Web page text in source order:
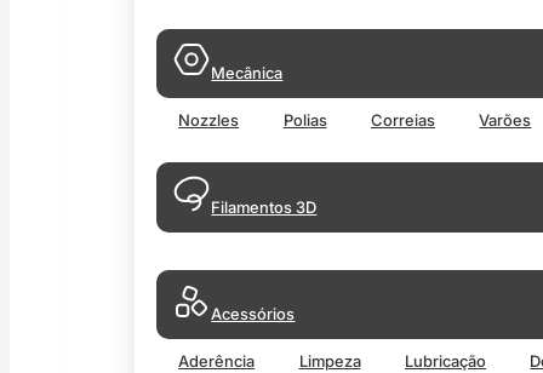
Mecânica
Nozzles Polias Correias Varões
Filamentos 3D
Acessórios
Aderência Limpeza Lubricação